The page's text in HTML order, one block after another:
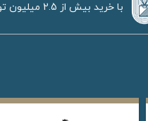
با خرید بیش از 2.5 میلیون تومان